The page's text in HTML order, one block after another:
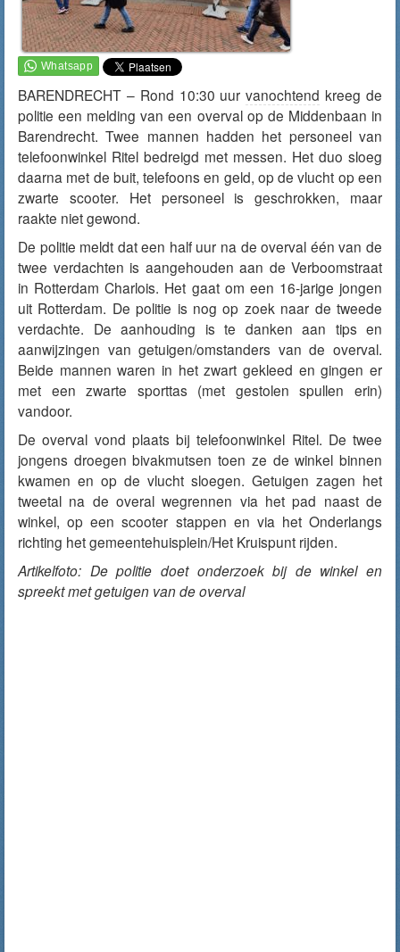
BARENDRECHT – Rond 10:30 uurvanochtend kreeg de
politie een melding van een overval op de Middenbaan in
Barendrecht. Twee mannen hadden het personeel van
telefoonwinkel Ritel bedreigd met messen. Het duo sloeg
daarna met de buit, telefoons en geld, op de vlucht op een
zwarte scooter. Het personeel is geschrokken, maar
raakte niet gewond.
De politie meldt dat een half uur na de overval één van de
twee verdachten is aangehouden aan de Verboomstraat
in Rotterdam Charlois. Het gaat om een 16-jarige jongen
uit Rotterdam. De politie is nog op zoek naar de tweede
verdachte. De aanhouding is te danken aan tips en
aanwijzingen van getuigen/omstanders van de overval.
Beide mannen waren in het zwart gekleed en gingen er
met een zwarte sporttas (met gestolen spullen erin)
vandoor.
De overval vond plaats bij telefoonwinkel Ritel. De twee
jongens droegen bivakmutsen toen ze de winkel binnen
kwamen en op de vlucht sloegen. Getuigen zagen het
tweetal na de overal wegrennen via het pad naast de
winkel, op een scooter stappen en via het Onderlangs
richting het gemeentehuisplein/Het Kruispunt rijden.
Artikelfoto: De politie doet onderzoek bij de winkel en
spreekt met getuigen van de overval